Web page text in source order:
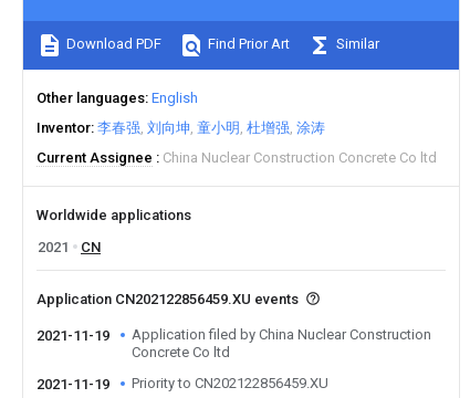
Download PDF Find Prior Art Similar
Other languages English
Inventor 李春强 刘向坤 童小明 杜增强 涂涛
Current Assignee
China Nuclear Construction Concrete Co ltd
Worldwide applications
2021
CN
Application CN202122856459.XU events
2021-11-19
Application filed by China Nuclear Construction
Concrete Co ltd
2021-11-19
Priority to CN202122856459.XU